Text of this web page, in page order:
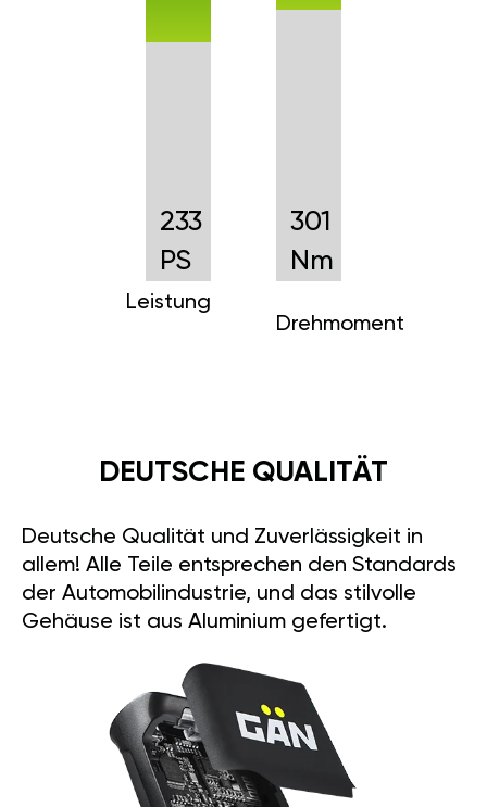
233
PS
Leistung
301
Nm
Drehmoment
DEUTSCHE QUALITÄT
Deutsche Qualität und Zuverlässigkeit in
allem! Alle Teile entsprechen den Standards
der Automobilindustrie, und das stilvolle
Gehäuse ist aus Aluminium gefertigt.